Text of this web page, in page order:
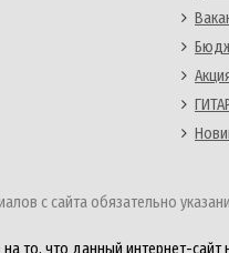
с сайта обязательно
то, что данный интернет-сайт